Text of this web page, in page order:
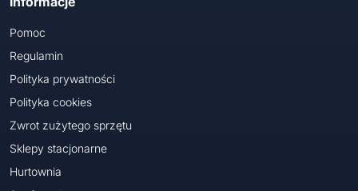
Pomoc
Regulamin
Polityka prywatności
Polityka cookies
Zwrot zużytego sprzętu
Sklepy stacjonarne
Hurtownia